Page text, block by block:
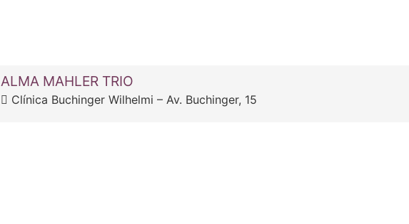
ALMA MAHLER TRIO
Clínica Buchinger Wilhelmi – Av. Buchinger, 15